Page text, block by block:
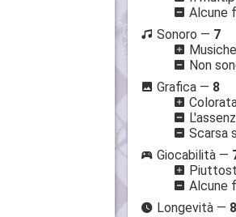
Alcune
Sonoro — 7
Non
Grafica — 8
Scarsa
Giocabilità —
Alcune
Longevità —